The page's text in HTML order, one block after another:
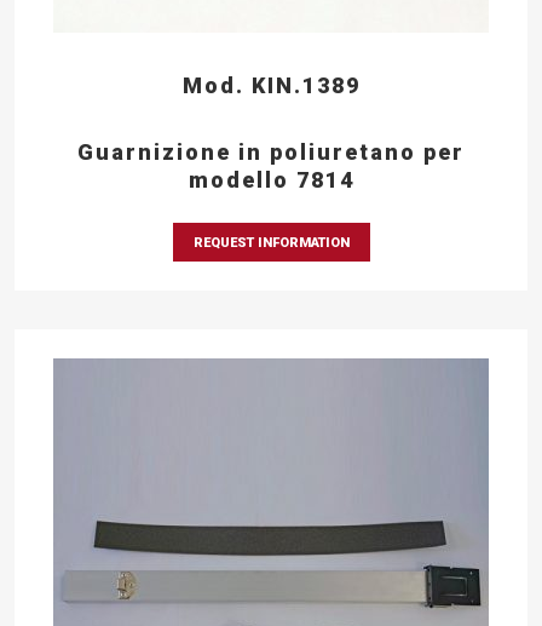
Mod. KIN.1389
Guarnizione in poliuretano per
modello 7814
REQUEST INFORMATION